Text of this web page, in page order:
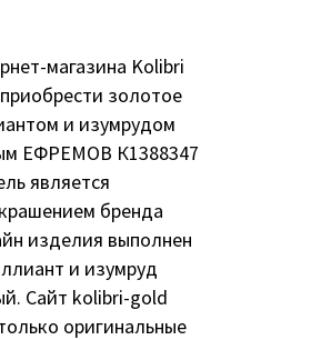
магазина Kolibri
золотое
и изумрудом
ЕФРЕМОВ К1388347
является
бренда
изделия выполнен
и изумруд
Сайт kolibri-gold
оригинальные